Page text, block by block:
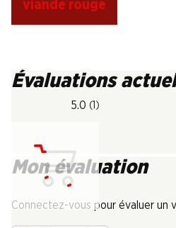
viande rouge
Évaluations
5.0 (1)
Mon évaluation
Connectez-vous pour évaluer un